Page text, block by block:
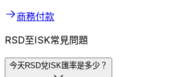
商務付款
RSD至ISK常見問題
今天RSD兌ISK匯率是多少？